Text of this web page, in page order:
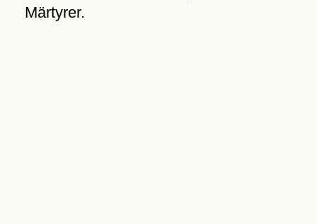
Märtyrer.